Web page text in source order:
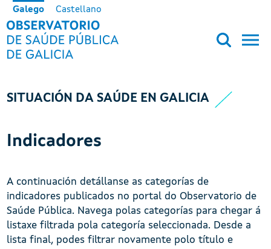
Ir o contido principal
Galego Castellano
OBSERVATORIO DE SALUD
SITUACIÓN DA SAÚDE EN GALICIA
Indicadores
A continuación detállanse as categorías de
indicadores publicados no portal do Observatorio de
Saúde Pública. Navega polas categorías para chegar á
listaxe filtrada pola categoría seleccionada. Desde a
lista final, podes filtrar novamente polo título e